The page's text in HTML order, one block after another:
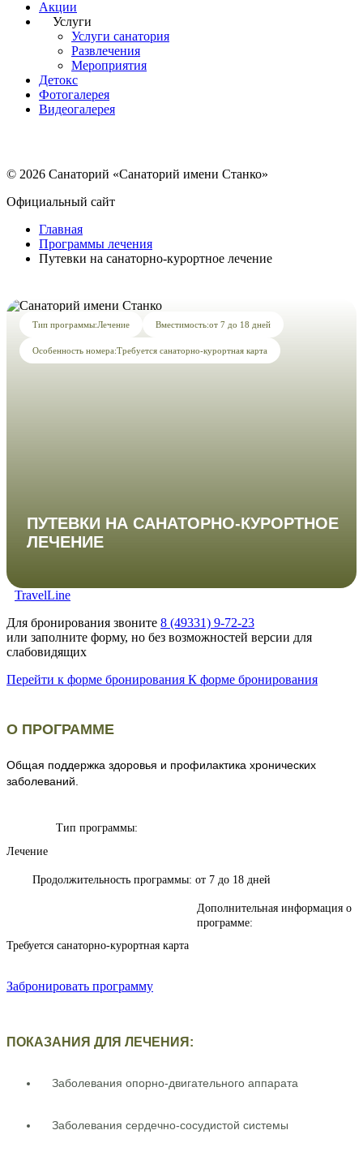
Акции
Услуги
Услуги санатория
Развлечения
Мероприятия
Детокс
Фотогалерея
Видеогалерея
© 2026 Санаторий «Санаторий имени Станко»
Официальный сайт
Главная
Программы лечения
Путевки на санаторно-курортное лечение
Тип программы:Лечение Вместимость:от 7 до 18 дней
Особенность номера:Требуется санаторно-курортная карта
ПУТЕВКИ НА САНАТОРНО-КУРОРТНОЕ
ЛЕЧЕНИЕ
TravelLine
Для бронирования звоните 8 (49331) 9-72-23
или заполните форму, но без возможностей версии для
слабовидящих
Перейти к форме бронирования К форме бронирования
О ПРОГРАММЕ
Общая поддержка здоровья и профилактика хронических
заболеваний.
Тип программы:
Лечение
Продолжительность программы: от 7 до 18 дней
Дополнительная информация о
программе:
Требуется санаторно-курортная карта
Забронировать программу
ПОКАЗАНИЯ ДЛЯ ЛЕЧЕНИЯ:
Заболевания опорно-двигательного аппарата
Заболевания сердечно-сосудистой системы